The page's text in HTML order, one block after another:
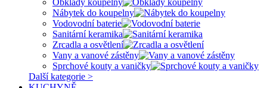
Obklady koupelny
Nábytek do koupelny
Vodovodní baterie
Sanitární keramika
Zrcadla a osvětlení
Vany a vanové zástěny
Sprchové kouty a vaničky
Další kategorie >